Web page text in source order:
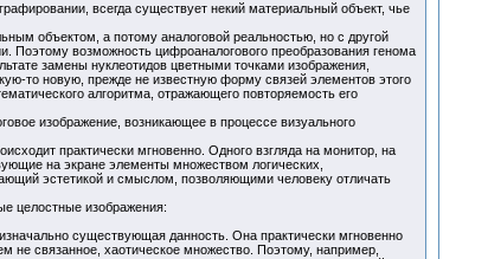
всегда существует некий материальный объект, чье
объектом, а потому аналоговой реальностью, но с другой
возможность цифроаналогового преобразования генома
замены нуклеотидов цветными точками изображения,
то новую, прежде не известную форму связей элементов этого
алгоритма, отражающего повторяемость его
изображение, возникающее в процессе визуального
практически мгновенно. Одного взгляда на монитор, на
на экране элементы множеством логических,
эстетикой и смыслом, позволяющими человеку отличать
целостные изображения:
существующая данность. Она практически мгновенно
не связанное, хаотическое множество. Поэтому, например,